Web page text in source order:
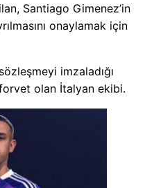
Santiago Gimenez’in
onaylamak için
imzaladığı
olan İtalyan ekibi.